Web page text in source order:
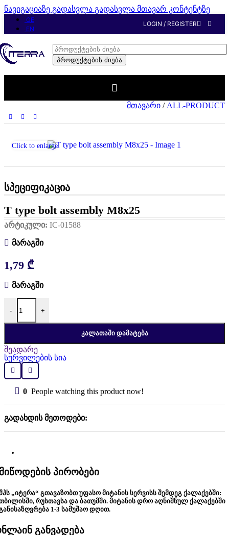
ნავიგაციაზე გადასვლა გადასვლა მთავარ კონტენტზე
GE
EN
LOGIN / REGISTER
პროდუქტების ძიება
მთავარი / ALL-PRODUCT
Click to enlarge
სპეციფიკაცია
T type bolt assembly M8x25
არტიკული: IC-01588
მარაგში
1,79 ₾
მარაგში
- +
ᲙᲐᲚᲐᲗᲐᲨᲘ ᲓᲐᲛᲐᲢᲔᲑᲐ
შეადარე
სურვილების სია
0 People watching this product now!
გადახდის მეთოდები:
პირობები
„იტერა“ გთავაზობთ უფასო მიტანის სერვისს შემდეგ ქალაქებში:
რუსთავსა და ბათუმში. მიტანის დრო აღნიშნულ ქალაქებში
1-3 სამუშაო დღით.
განვადება